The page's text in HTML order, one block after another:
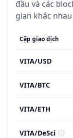
đầu và các
gian khác nhau
Cặp giao dịch
VITA/USD
VITA/BTC
VITA/ETH
VITA/DeSci